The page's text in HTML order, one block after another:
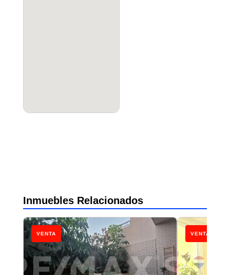
Inmuebles Relacionados
VENTA VENTA